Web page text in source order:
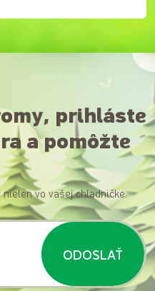
prihláste
a pomôžte
vo vašej chladničke.
ODOSLAŤ